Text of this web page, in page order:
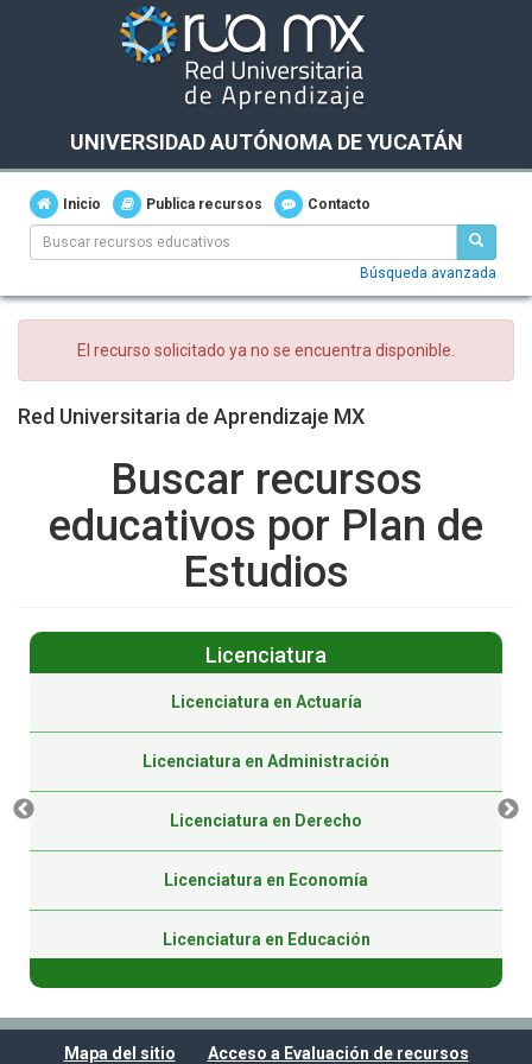
UNIVERSIDAD AUTÓNOMA DE YUCATÁN
Inicio Publica recursos Contacto
Búsqueda avanzada
El recurso solicitado ya no se encuentra disponible.
Red Universitaria de Aprendizaje MX
Buscar recursos
educativos por Plan de
Estudios
Licenciatura
Licenciatura en Actuaría
Licenciatura en Administración
Licenciatura en Derecho
Licenciatura en Economía
Licenciatura en Educación
Licenciatura en Gestión Pública (Virtual)
Mapa del sitio Acceso a Evaluación de recursos